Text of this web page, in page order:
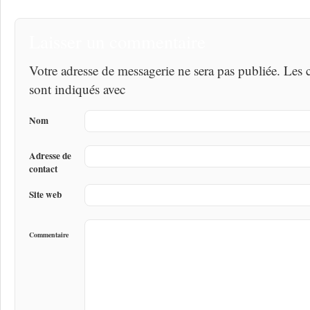
Votre adresse de messagerie ne sera pas publiée.
sont indiqués avec
Nom
Adresse de
contact
Site web
Commentaire